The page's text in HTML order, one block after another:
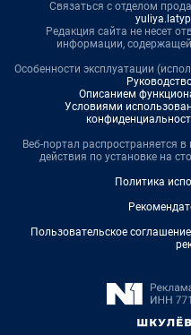
Связаться с отделом
Редакция сайта не несет
информации,
Особенности эксплуатации
Описанием
Условиями
Веб-портал распространяется
действия по установке на
Политика
Пользовательское